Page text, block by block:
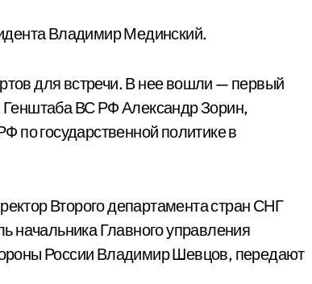
Владимир Мединский.
для встречи. В нее вошли — первый
ВС РФ Александр Зорин,
по государственной политике в
Второго департамента стран СНГ
начальника Главного управления
России Владимир Шевцов, передают